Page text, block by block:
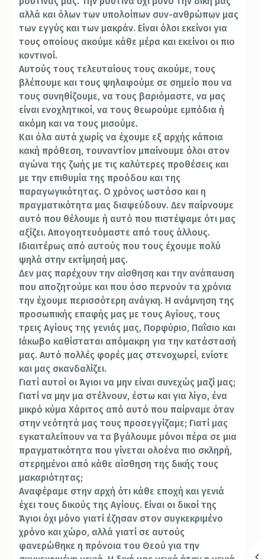
αλλά και όλων των υπολοίπων συν-ανθρώπων μας
των εγγύς και των μακράν. Είναι όλοι εκείνοι για
τους οποίους ακούμε κάθε μέρα και εκείνοι οι πιο
κοντινοί.
Αυτούς τους τελευταίους τους ακούμε, τους
βλέπουμε και τους ψηλαφούμε σε σημείο που να
τους συνηθίζουμε, να τους βαριόμαστε, να μας
είναι ενοχλητικοί, να τους θεωρούμε εμπόδια ή
ακόμη και να τους μισούμε.
Και όλα αυτά χωρίς να έχουμε εξ αρχής κάποια
κακή πρόθεση, τουναντίον μπαίνουμε όλοι στον
αγώνα της ζωής με τις καλύτερες προθέσεις και
με την επιθυμία της προόδου και της
παραγωγικότητας. Ο χρόνος ωστόσο και η
πραγματικότητα μας διαψεύδουν. Δεν παίρνουμε
αυτό που θέλουμε ή αυτό που πιστέψαμε ότι μας
αξίζει. Απογοητευόμαστε από τους άλλους.
Ιδιαιτέρως από αυτούς που τους έχουμε πολύ
ψηλά στην εκτίμησή μας.
Δεν μας παρέχουν την αίσθηση και την ανάπαυση
που αποζητούμε και που όσο περνούν τα χρόνια
την έχουμε περισσότερη ανάγκη. Η ανάμνηση της
προσωπικής επαφής μας με τους Αγίους, τους
τρεις Αγίους της γενιάς μας, Πορφύριο, Παΐσιο και
Ιάκωβο καθίσταται απόμακρη για την κατάστασή
μας. Αυτό πολλές φορές μας στενοχωρεί, ενίοτε
και μας σκανδαλίζει.
Γιατί αυτοί οι Άγιοι να μην είναι συνεχώς μαζί μας;
Γιατί να μην μα στέλνουν, έστω και για λίγο, ένα
μικρό κύμα Χάριτος από αυτό που παίρναμε όταν
στην νεότητά μας τους προσεγγίζαμε; Γιατί μας
εγκαταλείπουν να τα βγάλουμε μόνοι πέρα σε μια
πραγματικότητα που γίνεται ολοένα πιο σκληρή,
στερημένοι από κάθε αίσθηση της δικής τους
μακαριότητας;
Αναφέραμε στην αρχή ότι κάθε εποχή και γενιά
έχει τους δικούς της Αγίους. Είναι οι δικοί της
Άγιοι όχι μόνο γιατί έζησαν στον συγκεκριμένο
χρόνο και χώρο, αλλά γιατί σε αυτούς
φανερώθηκε η πρόνοια του Θεού για την